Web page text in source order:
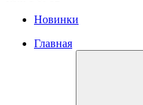
Новинки
Главная